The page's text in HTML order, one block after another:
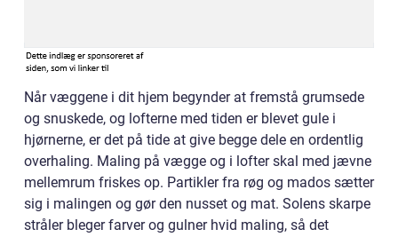
Når væggene i dit hjem begynder at fremstå grumsede
og snuskede, og lofterne med tiden er blevet gule i
hjørnerne, er det på tide at give begge dele en ordentlig
overhaling. Maling på vægge og i lofter skal med jævne
mellemrum friskes op. Partikler fra røg og mados sætter
sig i malingen og gør den nusset og mat. Solens skarpe
stråler bleger farver og gulner hvid maling, så det